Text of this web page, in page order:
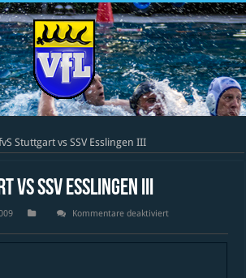
Stuttgart vs SSV Esslingen III
SSV Esslingen III
Kommentare deaktiviertfür
Stuttgart
vs